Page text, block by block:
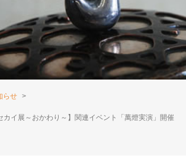
らせ
カイ展～おかわり～】関連イベント「萬燈実演」開催